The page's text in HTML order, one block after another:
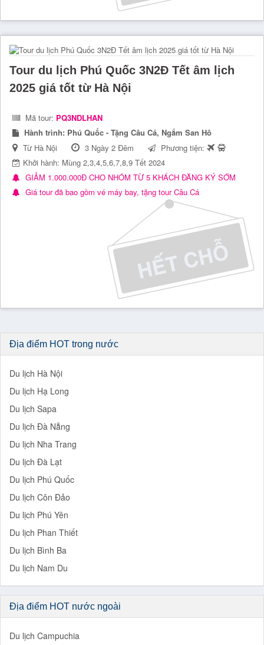
Tour du lịch Phú Quốc 3N2Đ Tết âm lịch
2025 giá tốt từ Hà Nội
Mã tour: PQ3NDLHAN
Hành trình: Phú Quốc - Tặng Câu Cá, Ngắm San Hô
Từ Hà Nội
3 Ngày 2 Đêm
Phương tiện:
Khởi hành: Mùng 2,3,4,5,6,7,8,9 Tết 2024
GIẢM 1.000.000Đ CHO NHÓM TỪ 5 KHÁCH ĐĂNG KÝ SỚM
Giá tour đã bao gồm vé máy bay, tặng tour Câu Cá
Địa điểm HOT trong nước
Du lịch Hà Nội
Du lịch Hạ Long
Du lịch Sapa
Du lịch Đà Nẵng
Du lịch Nha Trang
Du lịch Đà Lạt
Du lịch Phú Quốc
Du lịch Côn Đảo
Du lịch Phú Yên
Du lịch Phan Thiết
Du lịch Bình Ba
Du lịch Nam Du
Địa điểm HOT nước ngoài
Du lịch Campuchia